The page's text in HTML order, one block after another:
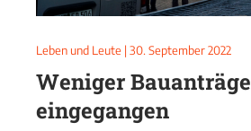
Leben und Leute | 30. September 2022
Weniger Bauanträge
eingegangen